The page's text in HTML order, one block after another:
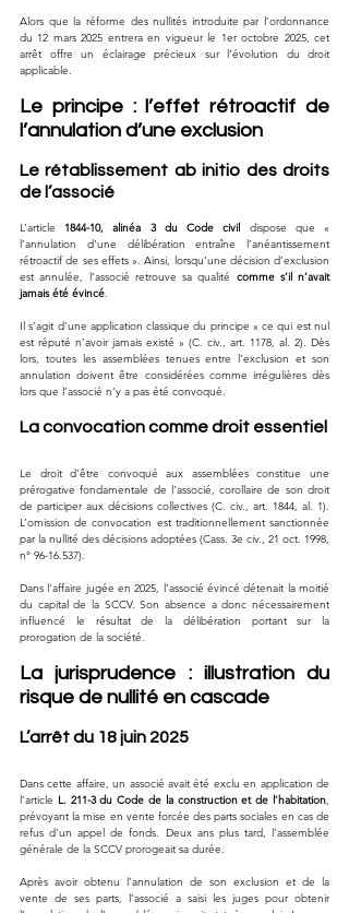
Alors que la réforme des nullités introduite par l’ordonnance
du 12 mars 2025 entrera en vigueur le 1er octobre 2025, cet
arrêt offre un éclairage précieux sur l’évolution du droit
applicable.
Le principe : l’effet rétroactif de
l’annulation d’une exclusion
Le rétablissement ab initio des droits
de l’associé
L’article 1844-10, alinéa 3 du Code civil
dispose que «
l’annulation d’une délibération entraîne l’anéantissement
rétroactif de ses effets ». Ainsi, lorsqu’une décision d’exclusion
est annulée, l’associé retrouve sa qualité comme s’il n’avait
jamais été évincé.
Il s’agit d’une application classique du principe « ce qui est nul
est réputé n’avoir jamais existé » (C. civ., art. 1178, al. 2). Dès
lors, toutes les assemblées tenues entre l’exclusion et son
annulation doivent être considérées comme irrégulières dès
lors que l’associé n’y a pas été convoqué.
La convocation comme droit essentiel
Le droit d’être convoqué aux assemblées constitue une
prérogative fondamentale de l’associé, corollaire de son droit
de participer aux décisions collectives (C. civ., art. 1844, al. 1).
L’omission de convocation est traditionnellement sanctionnée
par la nullité des décisions adoptées (Cass. 3e civ., 21 oct. 1998,
n° 96-16.537).
Dans l’affaire jugée en 2025, l’associé évincé détenait la moitié
du capital de la SCCV. Son absence a donc nécessairement
influencé le résultat de la délibération portant sur la
prorogation de la société.
La jurisprudence : illustration du
risque de nullité en cascade
L’arrêt du 18 juin 2025
Dans cette affaire, un associé avait été exclu en application de
l’article L. 211-3 du Code de la construction et de l’habitation,
prévoyant la mise en vente forcée des parts sociales en cas de
refus d’un appel de fonds. Deux ans plus tard, l’assemblée
générale de la SCCV prorogeait sa durée.
Après avoir obtenu l’annulation de son exclusion et de la
vente de ses parts, l’associé a saisi les juges pour obtenir